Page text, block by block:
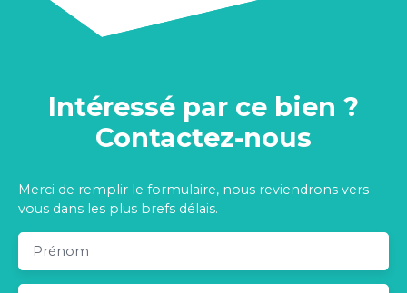
Intéressé par ce bien ?
Contactez-nous
Merci de remplir le formulaire, nous reviendrons vers
vous dans les plus brefs délais.
Prénom